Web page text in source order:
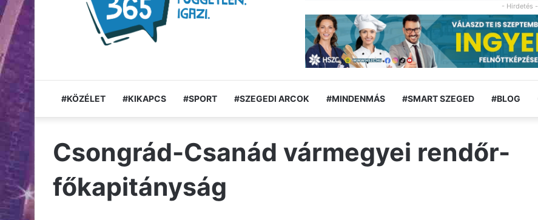
- Hirdetés -
#KÖZÉLET #KIKAPCS #SPORT #SZEGEDI ARCOK #MINDENMÁS #SMART SZEGED #BLOG
Csongrád-Csanád vármegyei rendőr-
főkapitányság